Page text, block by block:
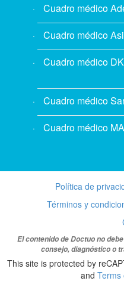
Cuadro médico
Cuadro médico
Cuadro médico
Cuadro médico
Cuadro médico
Política de
Términos y
El contenido de Doctuo no
consejo, diagnóstico o
This site is protected by
and Terms